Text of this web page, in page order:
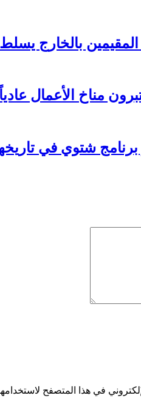
بالخارج
تاريخها بالمغرب بـ156 خطًا
في هذا المتصفح